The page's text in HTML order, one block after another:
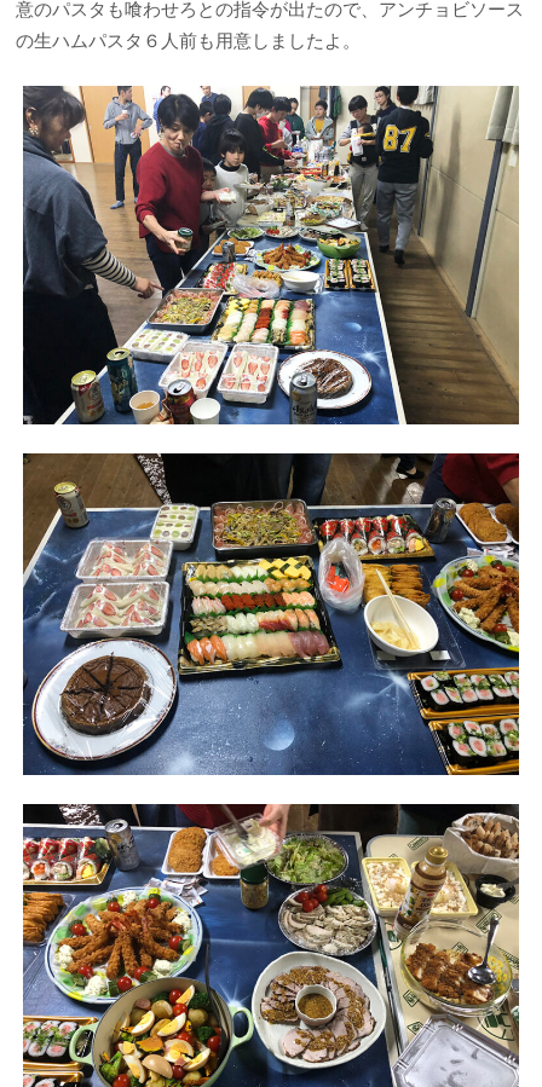
意のパスタも喰わせろとの指令が出たので、アンチョビソース
の生ハムパスタ６人前も用意しましたよ。